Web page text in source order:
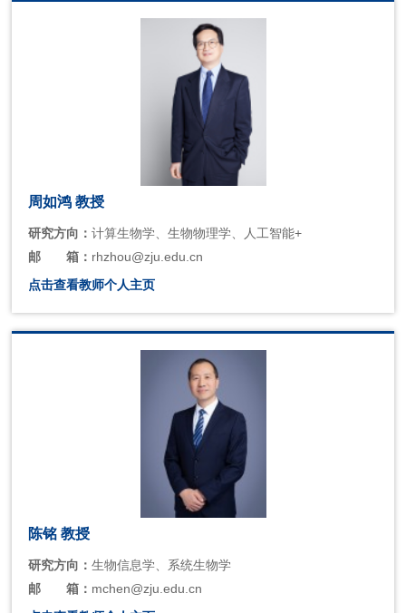
周如鸿 教授
研究方向：计算生物学、生物物理学、人工智能+
邮
箱： rhzhou@zju.edu.cn
点击查看教师个人主页
陈铭 教授
研究方向：生物信息学、系统生物学
邮
箱： mchen@zju.edu.cn